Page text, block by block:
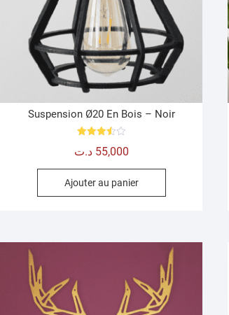
Suspension Ø20 En Bois – Noir
3.5055,000 د.ت
Ajouter au panier